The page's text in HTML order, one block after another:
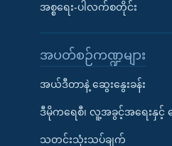
အစ္စရေး-ပါလက်စတိုင်း
အပတ်စဉ်ကဏ္ဍများ
အယ်ဒီတာနဲ့ ဆွေးနွေးခန်း
ဒီမိုကရေစီ၊ လူ့အခွင့်အရေးနှင့်
သတင်းသုံးသပ်ချက်